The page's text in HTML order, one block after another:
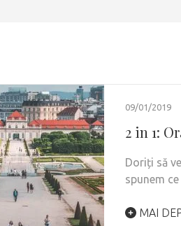
09/01/2019
2 in 1:
Doriți să
spunem
MAI